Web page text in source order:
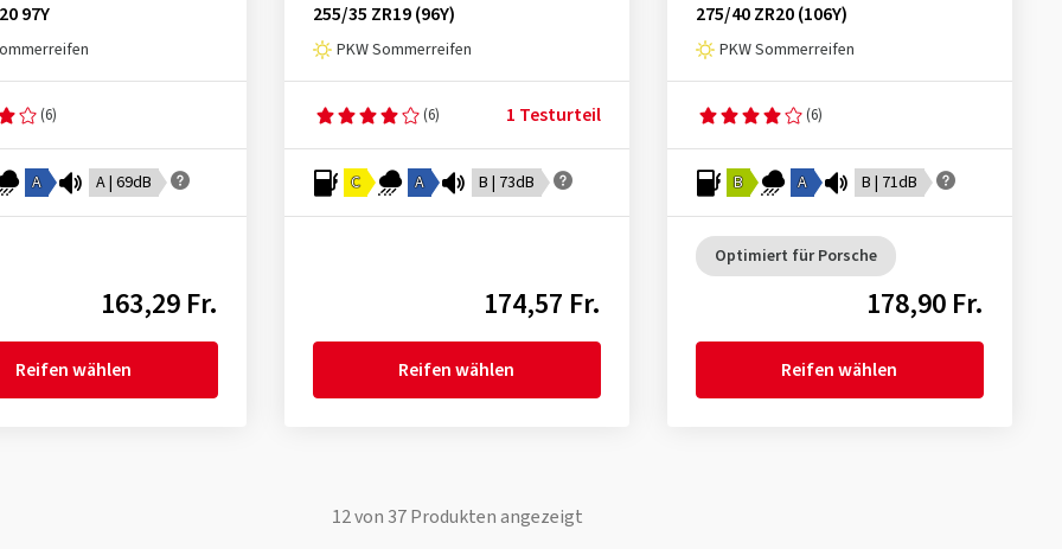
97Y
(6)
A A | 69dB
163,29 Fr.
Reifen wählen
255/35 ZR19 (96Y)
PKW Sommerreifen
(6) 1 Testurteil
C A B | 73dB
174,57 Fr.
Reifen wählen
275/40 ZR20 (106Y)
PKW Sommerreifen
(6)
B A B | 71dB
Optimiert für Porsche
178,90 Fr.
Reifen wählen
12von 37Produkten angezeigt